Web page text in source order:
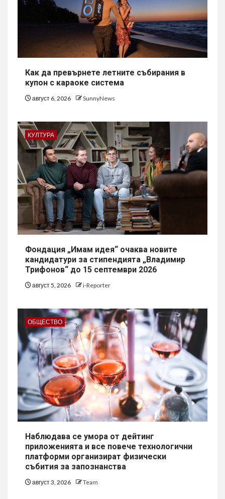
Как да превърнете летните събирания в
купон с караоке система
август 6, 2026 SunnyNews
КУЛТУРА
Фондация „Имам идея“ очаква новите
кандидатури за стипендията „Владимир
Трифонов“ до 15 септември 2026
август 5, 2026 i-Reporter
ОБЩЕСТВО
Наблюдава се умора от дейтинг
приложенията и все повече технологични
платформи организират физически
събития за запознанства
август 3, 2026 Team